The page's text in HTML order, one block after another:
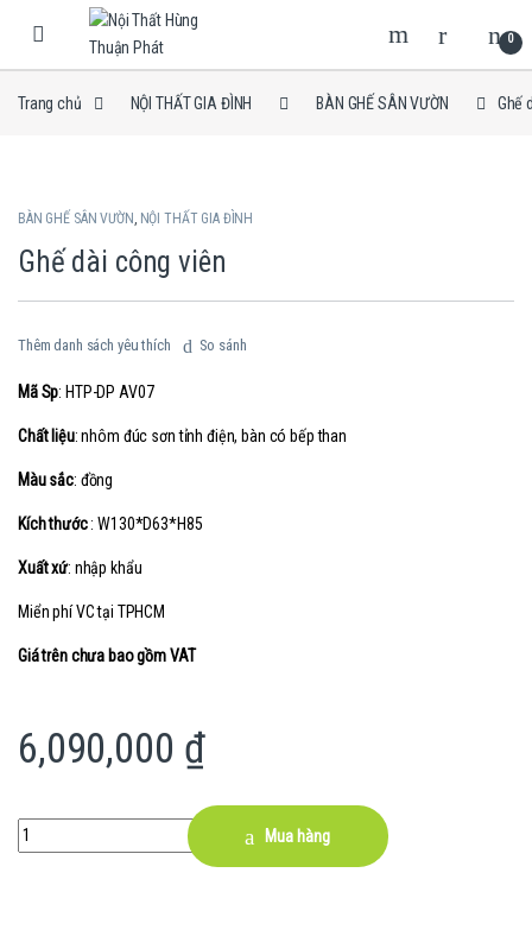
Skip to navigation
Skip to content
0
Trang chủ NỘI THẤT GIA ĐÌNH BÀN GHẾ SÂN VƯỜN Ghế
BÀN GHẾ SÂN VƯỜN , NỘI THẤT GIA ĐÌNH
Ghế dài công viên
Thêm danh sách yêu thích So sánh
Mã Sp: HTP-DP AV07
Chất liệu: nhôm đúc sơn tỉnh điện, bàn có bếp than
Màu sắc: đồng
Kích thước: W130*D63*H85
Xuất xứ: nhập khẩu
Miển phí VC tại TPHCM
Giá trên chưa bao gồm VAT
6,090,000 ₫
Quantity Mua hàng